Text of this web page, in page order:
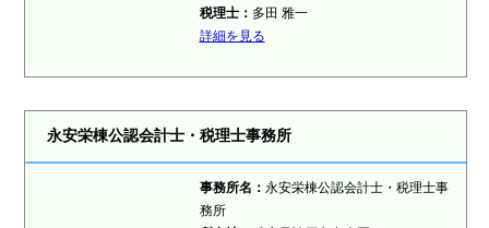
税理士： 多田 雅一
詳細を見る
永安栄棟公認会計士・税理士事務所
事務所名： 永安栄棟公認会計士・税理士事
務所